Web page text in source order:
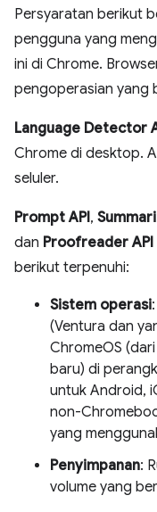
Persyaratan berikut
pengguna yang
ini di Chrome.
pengoperasian yang
Language Detector
Chrome di desktop.
seluler.
Prompt API,
dan Proofreader API
berikut terpenuhi:
Sistem operasi
(Ventura dan
ChromeOS
baru) di
untuk Android,
non-
yang
Penyimpanan:
volume yang